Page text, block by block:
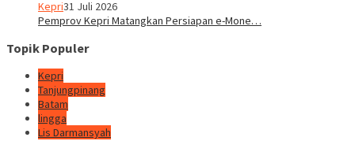
Kepri31 Juli 2026
Pemprov Kepri Matangkan Persiapan e-Mone…
Topik Populer
Kepri
Tanjungpinang
Batam
lingga
Lis Darmansyah